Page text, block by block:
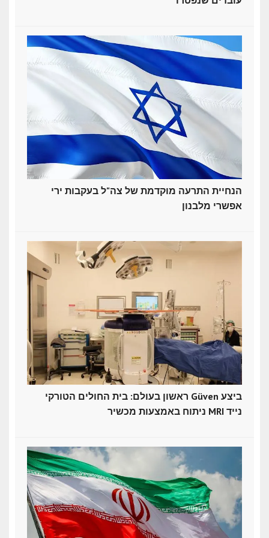
הנחיית התרעה מוקדמת של צה"ל בעקבות ירי
אפשרי מלבנון
ראשון בעולם: בית החולים הטורקי Güven ביצע
ניתוח באמצעות מכשיר MRI נייד